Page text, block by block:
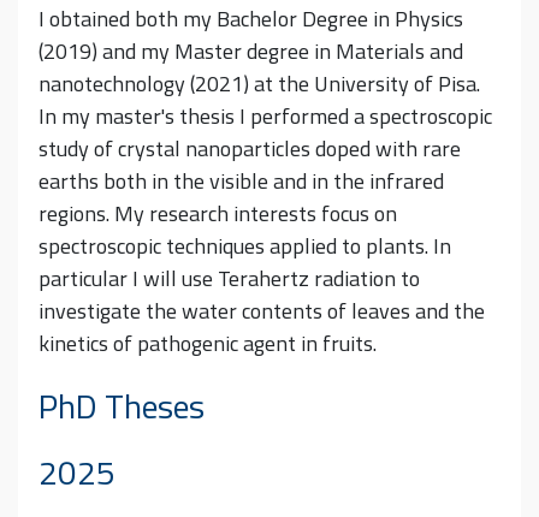
I obtained both my Bachelor Degree in Physics
(2019) and my Master degree in Materials and
nanotechnology (2021) at the University of Pisa.
In my master's thesis I performed a spectroscopic
study of crystal nanoparticles doped with rare
earths both in the visible and in the infrared
regions.My research interests focus on
spectroscopic techniques applied to plants. In
particular I will use Terahertz radiation to
investigate the water contents of leaves and the
kinetics of pathogenic agent in fruits.
PhD Theses
2025